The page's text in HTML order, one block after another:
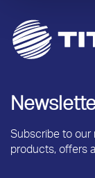
Subscribe to our
products, offers